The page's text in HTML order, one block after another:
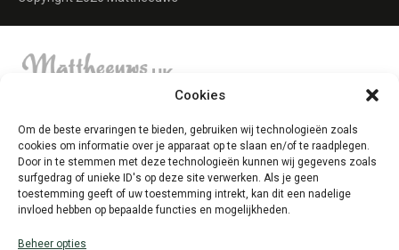
Cookies
Om de beste ervaringen te bieden, gebruiken wij technologieën zoals
cookies om informatie over je apparaat op te slaan en/of te raadplegen.
Door in te stemmen met deze technologieën kunnen wij gegevens zoals
surfgedrag of unieke ID's op deze site verwerken. Als je geen
toestemming geeft of uw toestemming intrekt, kan dit een nadelige
invloed hebben op bepaalde functies en mogelijkheden.
Beheer opties